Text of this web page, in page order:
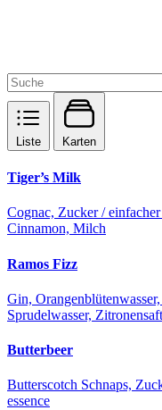
Liste Karten
Tiger’s Milk
Cognac, Zucker /
Cinnamon, Milch
Ramos Fizz
Gin,
Sprudelwasser,
Butterbeer
Butterscotch Schnaps,
essence